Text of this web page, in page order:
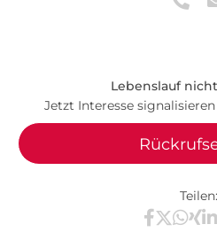
Lebenslauf
Jetzt Interesse
Teilen:
Teilen via
Teilen